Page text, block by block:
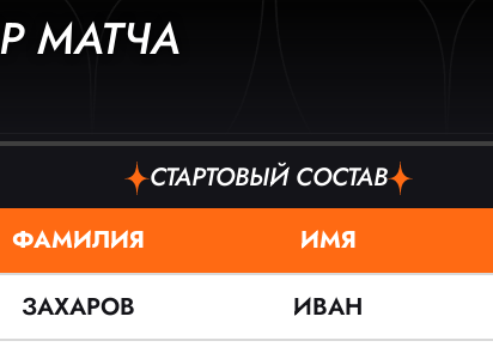
МАТЧА
СТАРТОВЫЙ СОСТАВ
ФАМИЛИЯ ИМЯ
ЗАХАРОВ
ИВАН